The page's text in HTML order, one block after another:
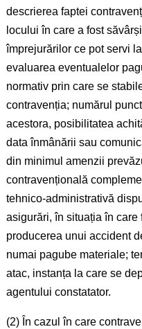
descrierea faptei
locului în care a fost
împrejurărilor ce pot servi
evaluarea eventualelor
normativ prin care se
contravenția; numărul
acestora, posibilitatea
data înmânării sau
din minimul amenzii
contravențională
tehnico-administrativă
asigurări, în situația în care
producerea unui accident
numai pagube materiale;
atac, instanța la care se
agentului constatator.
(2) În cazul în care